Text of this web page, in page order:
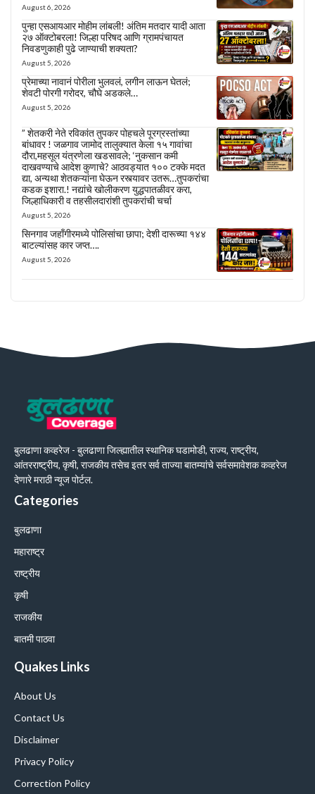
August 6, 2026
पुन्हा एसआयआर मोहीम लांबली! अंतिम मतदार यादी आता
२७ ऑक्टोबरला! जिल्हा परिषद आणि ग्रामपंचायत
निवडणुकाही पुढे जाण्याची शक्यता?
August 5, 2026
प्रेमाच्या नावानं पोरीला भुलवलं, लगीन लाऊन घेतलं;
शेवटी पोरगी गरोदर, चौघे अडकले…
August 5, 2026
” शेतकरी नेते रविकांत तुपकर पोहचले पूरग्रस्तांच्या
बांधावर ! जळगाव जामोद तालुक्यात केला १५ गावांचा
दौरा,महसूल यंत्रणेला खडसावले; ‘नुकसान कमी
दाखवण्याचे आदेश कुणाचे? आठवड्यात १०० टक्के मदत
द्या, अन्यथा शेतकऱ्यांना घेऊन रस्त्यावर उतरू…तुपकरांचा
कडक इशारा.! नद्यांचे खोलीकरण युद्धपातळीवर करा,
जिल्हाधिकारी व तहसीलदारांशी तुपकरांची चर्चा
August 5, 2026
सिनगाव जहाँगीरमध्ये पोलिसांचा छापा; देशी दारूच्या १४४
बाटल्यांसह कार जप्त….
August 5, 2026
बुलढाणा कव्हरेज - बुलढाणा जिल्ह्यातील स्थानिक घडामोडी, राज्य, राष्ट्रीय,
आंतरराष्ट्रीय, कृषी, राजकीय तसेच इतर सर्व ताज्या बातम्यांचे सर्वसमावेशक कव्हरेज
देणारे मराठी न्यूज पोर्टल.
Categories
बुलढाणा
महाराष्ट्र
राष्ट्रीय
कृषी
राजकीय
बातमी पाठवा
Quakes Links
About Us
Contact Us
Disclaimer
Privacy Policy
Correction Policy